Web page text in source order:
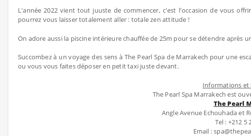
L'année 2022 vient tout juuste de commencer, c'est l'occasion de vous
pourrez vous laisser totalement aller : totale zen attitude !
On adore aussi la piscine intérieure chauffée de 25m pour se détendre après
Succombez à un voyage des sens à The Pearl Spa de Marrakech pour une
ou vous vous faites déposer en petit taxi juste devant.
Informations et
The Pearl Spa Marrakech est
The Pearl
Angle Avenue Echouhada et
Tel : +212 5
Email :